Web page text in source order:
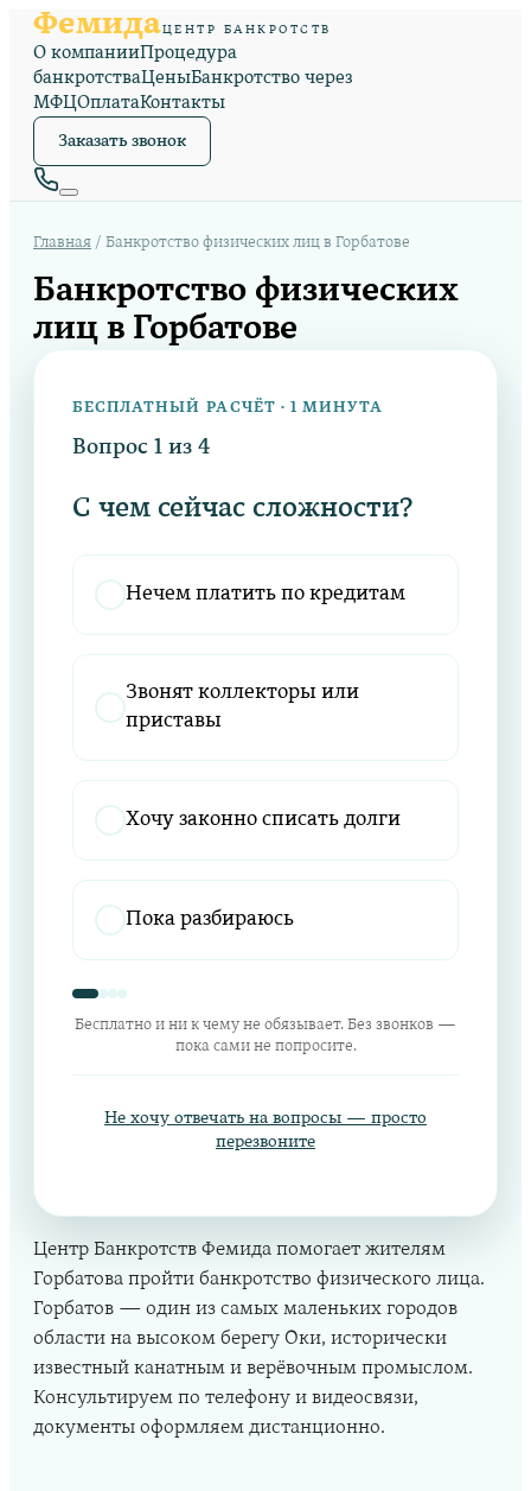
ФемидаЦЕНТР БАНКРОТСТВ
О компанииПроцедура
банкротстваЦеныБанкротство через
МФЦОплатаКонтакты
Заказать звонок
Главная / Банкротство физических лиц в Горбатове
Банкротство физических
лиц в Горбатове
БЕСПЛАТНЫЙ РАСЧЁТ · 1 МИНУТА
Вопрос 1 из 4
С чем сейчас сложности?
Нечем платить по кредитам
Звонят коллекторы или
приставы
Хочу законно списать долги
Пока разбираюсь
Бесплатно и ни к чему не обязывает. Без звонков —
пока сами не попросите.
Не хочу отвечать на вопросы — просто
перезвоните
Центр Банкротств Фемида помогает жителям
Горбатова пройти банкротство физического лица.
Горбатов — один из самых маленьких городов
области на высоком берегу Оки, исторически
известный канатным и верёвочным промыслом.
Консультируем по телефону и видеосвязи,
документы оформляем дистанционно.